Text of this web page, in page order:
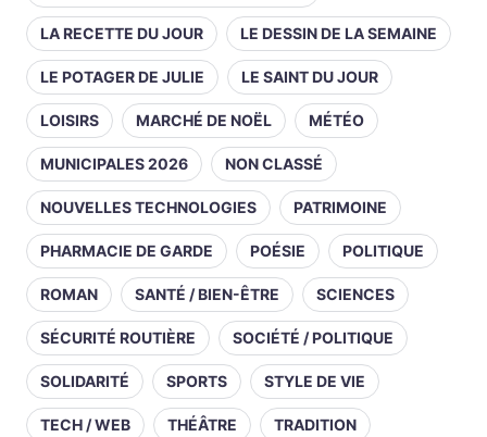
LA RECETTE DU JOUR LE DESSIN DE LA SEMAINE
LE POTAGER DE JULIE LE SAINT DU JOUR
LOISIRS MARCHÉ DE NOËL MÉTÉO
MUNICIPALES 2026 NON CLASSÉ
NOUVELLES TECHNOLOGIES PATRIMOINE
PHARMACIE DE GARDE POÉSIE POLITIQUE
ROMAN SANTÉ / BIEN-ÊTRE SCIENCES
SÉCURITÉ ROUTIÈRE SOCIÉTÉ / POLITIQUE
SOLIDARITÉ SPORTS STYLE DE VIE
TECH / WEB THÉÂTRE TRADITION